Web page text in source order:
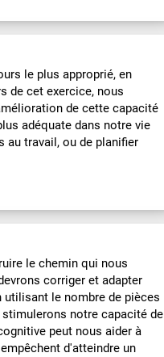
le plus approprié, en
de cet exercice, nous
de cette capacité
adéquate dans notre vie
au travail, ou de planifier
le chemin qui nous
corriger et adapter
le nombre de pièces
notre capacité de
peut nous aider à
d'atteindre un